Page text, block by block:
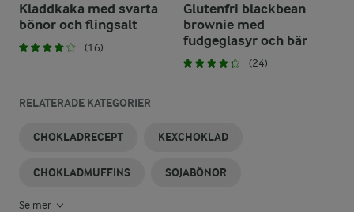
Kladdkaka med svarta
bönor och flingsalt
(16)
Glutenfri blackbean
brownie med
fudgeglasyr och bär
(24)
RELATERADE KATEGORIER
CHOKLADRECEPT KEXCHOKLAD
CHOKLADMUFFINS SOJABÖNOR
Se mer